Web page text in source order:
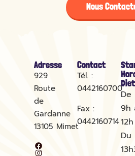
Nous
Adresse
929
Route
de
Gardanne
13105 Mimet
Contact
Tél. :
0442160700
Fax :
0442160714
De
9h
12h
Du